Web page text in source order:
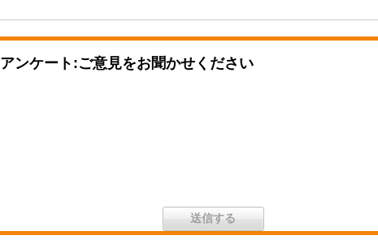
アンケート:ご意見をお聞かせください